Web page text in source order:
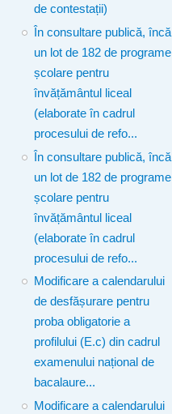
de contestații)
În consultare publică, încă
un lot de 182 de programe
școlare pentru
învățământul liceal
(elaborate în cadrul
procesului de refo...
În consultare publică, încă
un lot de 182 de programe
școlare pentru
învățământul liceal
(elaborate în cadrul
procesului de refo...
Modificare a calendarului
de desfășurare pentru
proba obligatorie a
profilului (E.c) din cadrul
examenului național de
bacalaure...
Modificare a calendarului